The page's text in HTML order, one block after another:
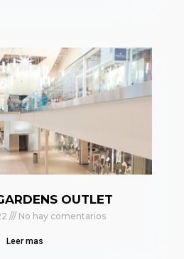
OUTLET
No hay comentarios
Leer mas